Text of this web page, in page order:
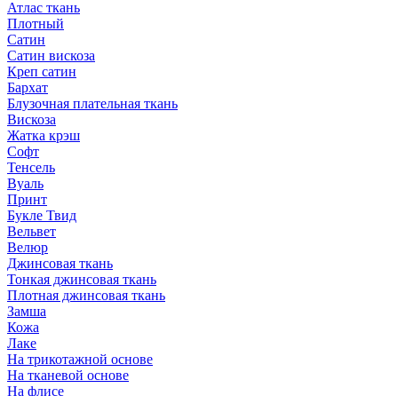
Атлас ткань
Плотный
Сатин
Сатин вискоза
Креп сатин
Бархат
Блузочная плательная ткань
Вискоза
Жатка крэш
Софт
Тенсель
Вуаль
Принт
Букле Твид
Вельвет
Велюр
Джинсовая ткань
Тонкая джинсовая ткань
Плотная джинсовая ткань
Замша
Кожа
Лаке
На трикотажной основе
На тканевой основе
На флисе